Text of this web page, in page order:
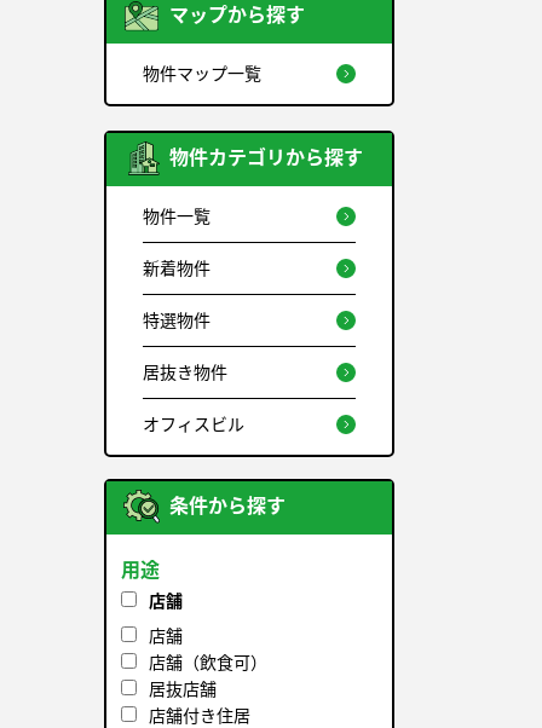
マップから探す
物件マップ一覧
物件カテゴリから探す
物件一覧
新着物件
特選物件
居抜き物件
オフィスビル
条件から探す
用途
店舗
店舗
店舗（飲食可）
居抜店舗
店舗付き住居